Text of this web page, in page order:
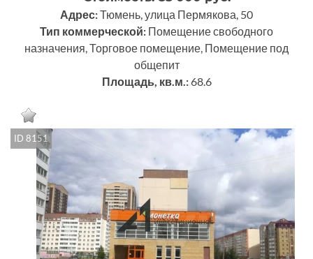
Адрес:Тюмень, улица Пермякова, 50
Тип коммерческой: Помещение свободного
назначения, Торговое помещение, Помещение под
общепит
Площадь, кв.м.: 68.6
ID 8151